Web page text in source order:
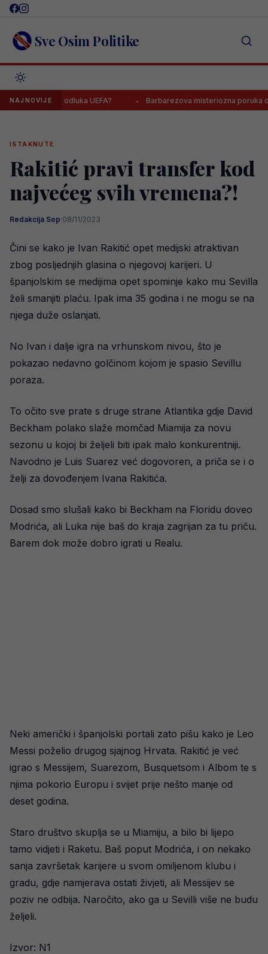
Skip
content Sve Osim Politike
NAJNOVIJE
se odluka UEFA? Barbarezova misteriozna poruka
ISTAKNUTE
Rakitić pravi transfer kod
najvećeg svih vremena?!
Redakcija Sop·08/11/2023
Čini se kako je Ivan Rakitić opet medijski atraktivan
zbog posljednjih glasina o njegovoj karijeri. U
španjolskim se medijima opet spominje kako mu Sevilla
želi smanjiti plaću. Ipak ima 35 godina i ne mogu se na
njega duže oslanjati.
No Ivan i dalje igra na vrhunskom nivou, što je
pokazao nedavno golčinom kojom je spasio Sevillu
poraza.
To očito sve prate s druge strane Atlantika gdje David
Beckham polako slaže momčad Miamija za novu
sezonu u kojoj bi željeli biti ipak malo konkurentniji.
Navodno je Luis Suarez već dogovoren, a priča se i o
želji za dovođenjem Ivana Rakitića.
Dosad smo slušali kako bi Beckham na Floridu doveo
Modrića, ali Luka nije baš do kraja zagrijan za tu priču.
Barem dok može dobro igrati u Realu.
Neki američki i španjolski portali zato pišu kako je Leo
Messi poželio drugog sjajnog Hrvata. Rakitić je već
igrao s Messijem, Suarezom, Busquetsom i Albom te s
njima pokorio Europu i svijet prije nešto manje od
deset godina.
Staro društvo skuplja se u Miamiju, a bilo bi lijepo
tamo vidjeti i Raketu. Baš poput Modrića, i on nekako
sanja završetak karijere u svom omiljenom klubu i
gradu, gdje namjerava ostati živjeti, ali Messijev se
poziv ne odbija. Naročito, ako ga u Sevilli više ne budu
željeli.
Izvor: N1